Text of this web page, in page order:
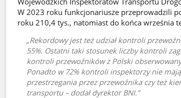
W 2023 roku funkcjonariusze przeprowadzili
roku 210,4 tys., natomiast do końca września
Rekordowy jest też udział kontroli
55%. Ostatni taki stosunek liczby kontroli
kontroli przewoźników z Polski
Ponadto w 72% kontroli inspektorzy nie
przestrzegania przez przewoźnika czy też
transportu – dodał dyrektor BNI.